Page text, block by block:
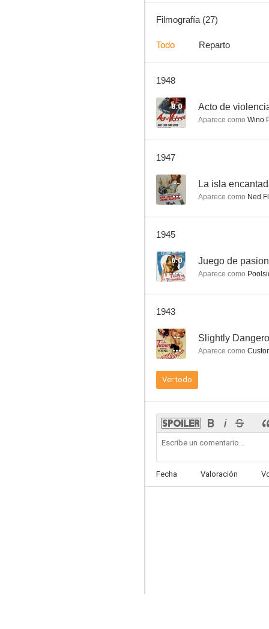
Mercaderes de ilusiones
--
Filmografía (27)
Todo Reparto
1948
8.0 Acto de
Aparece como Wino
1947
-- La isla
Aparece como Ned
1945
6.0 Juego de
Aparece como
1943
-- Slightly
Aparece como
Ver todo
Fecha Valoración